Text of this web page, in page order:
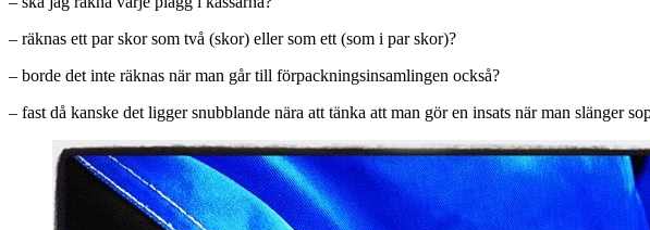
– räknas ett par skor som två (skor) eller som ett (som i par skor)?
– borde det inte räknas när man går till förpackningsinsamlingen också?
– fast då kanske det ligger snubblande nära att tänka att man gör en insats när man slänger